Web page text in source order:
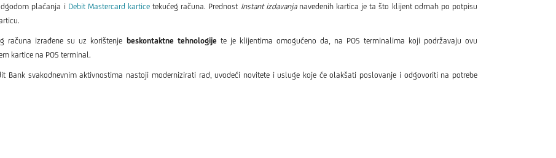
plaćanja i Debit Mastercard kartice tekućeg računa. Prednost Instant izdavanjanavedenih kartica je ta što klijent odmah po potpisu
računa izrađene su uz korištenje beskontaktne tehnologije te je klijentima omogućeno da, na POS terminalima koji podržavaju ovu
kartice na POS terminal.
Bank svakodnevnim aktivnostima nastoji modernizirati rad, uvodeći novitete i usluge koje će olakšati poslovanje i odgovoriti na potrebe